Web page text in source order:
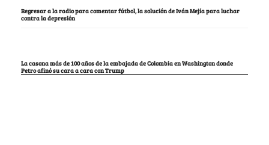
Regresar a la radio para comentar fútbol, la solución de Iván Mejía para luchar
contra la depresión
La casona más de 100 años de la embajada de Colombia en Washington donde
Petro afinó su cara a cara con Trump